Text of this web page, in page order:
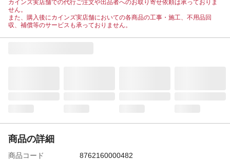
カインズ実店舗での代行ご注文や出品者へのお取り寄せ依頼は承っておりま
せん。
また、購入後にカインズ実店舗においての各商品の工事・施工、不用品回
収、補償等のサービスも承っておりません。
商品の詳細
商品コード
8762160000482